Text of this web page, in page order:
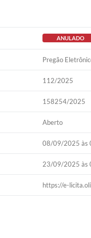
ANULADO
Pregão
112/2025
158254/2025
Aberto
08/09/2025 às
23/09/2025 às
https://e-